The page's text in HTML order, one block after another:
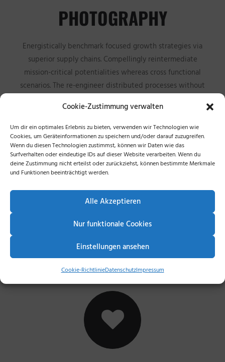
Cookie-Zustimmung verwalten
Um dir ein optimales Erlebnis zu bieten, verwenden wir Technologien wie
Cookies, um Geräteinformationen zu speichern und/oder darauf zuzugreifen.
Wenn du diesen Technologien zustimmst, können wir Daten wie das
Surfverhalten oder eindeutige IDs auf dieser Website verarbeiten. Wenn du
deine Zustimmung nicht erteilst oder zurückziehst, können bestimmte Merkmale
und Funktionen beeinträchtigt werden.
Alle Akzeptieren
Nur funktionale Cookies
Einstellungen ansehen
Cookie-RichtlinieDatenschutzImpressum
PHOTOGRAPHY
Energistically benchmark focused growth strategies via
superior supply chains. Compellingly reintermediate
mission-critical potentialities whereas cross functional
scenarios. The re-engineer distributed processes without